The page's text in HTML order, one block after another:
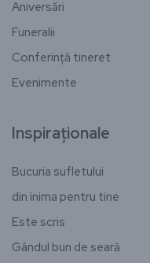
Aniversări
Funeralii
Conferință tineret
Evenimente
Inspiraționale
Bucuria sufletului
din inima pentru tine
Este scris
Gândul bun de seară